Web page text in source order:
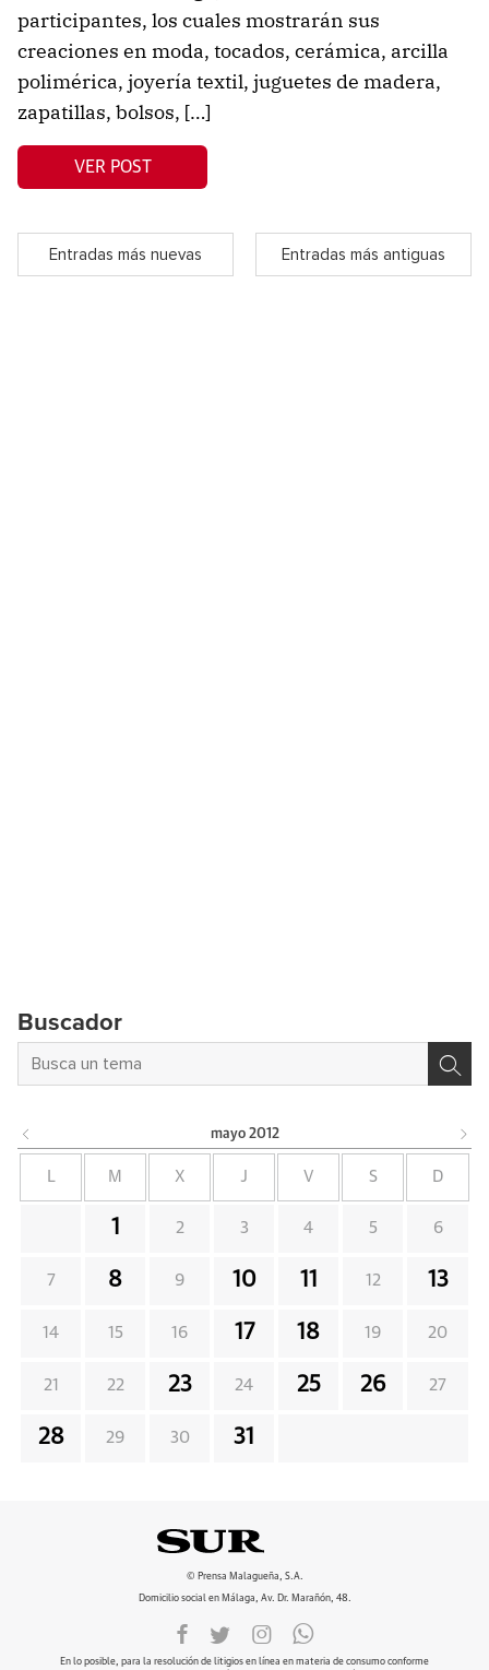
participantes, los cuales mostrarán sus
creaciones en moda, tocados, cerámica, arcilla
polimérica, joyería textil, juguetes de madera,
zapatillas, bolsos, […]
VER POST
Entradas más nuevas Entradas más antiguas
Buscador
mayo 2012
L M X J V S D
1 2 3 4 5 6
7 8 9 10 11 12 13
14 15 16 17 18 19 20
21 22 23 24 25 26 27
28 29 30 31
© Prensa Malagueña, S.A.
Domicilio social en Málaga, Av. Dr. Marañón, 48.
En lo posible, para la resolución de litigios en línea en materia de consumo conforme